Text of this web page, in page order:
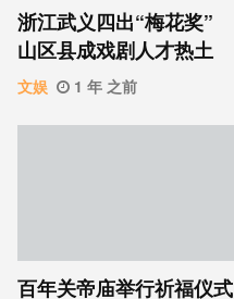
浙江武义四出“梅花奖”
山区县成戏剧人才热土
文娱 1 年 之前
百年关帝庙举行祈福仪式